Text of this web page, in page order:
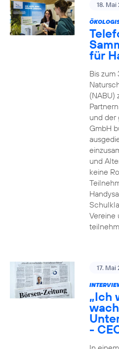
18. Mai
für
Bis zum
(NABU)
und der
GmbH
und
keine
Vereine
17. Mai
„Ich
-